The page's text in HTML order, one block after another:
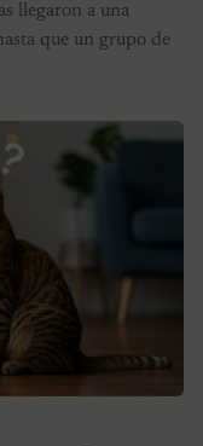
llegaron a una
que un grupo de